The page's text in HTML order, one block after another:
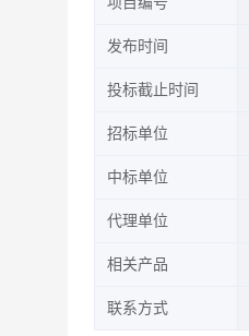
发布时间
投标截止时间
招标单位
中标单位
代理单位
相关产品
联系方式